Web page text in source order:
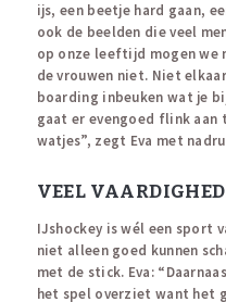
ijs, een beetje hard gaan,
ook de beelden die veel
op onze leeftijd mogen we
de vrouwen niet. Niet
boarding inbeuken wat je
gaat er evengoed flink
watjes”, zegt Eva met
VEEL
IJshockey is wél een sport
niet alleen goed kunnen
met de stick. Eva:
het spel overziet want het